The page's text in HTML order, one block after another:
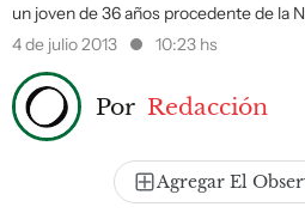
un joven de 36 años procedente de la
4 de julio 2013
10:23 hs
Por Redacción
Agregar El